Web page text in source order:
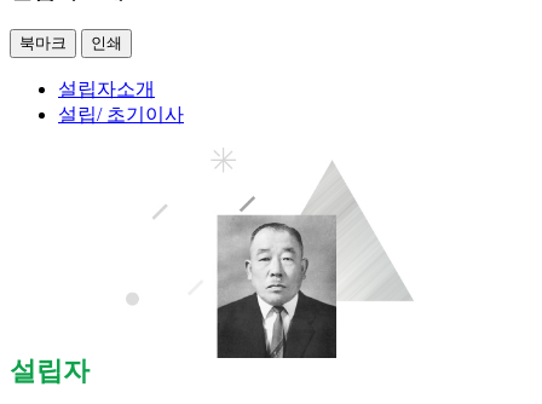
북마크 인쇄
설립자소개
설립/ 초기이사
설립자